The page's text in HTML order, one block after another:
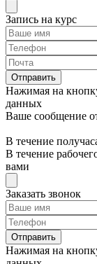
Запись на курс
Отправить
Нажимая на
данных
Ваше сообщение
В течение
В течение
вами
Заказать звонок
Отправить
Нажимая на